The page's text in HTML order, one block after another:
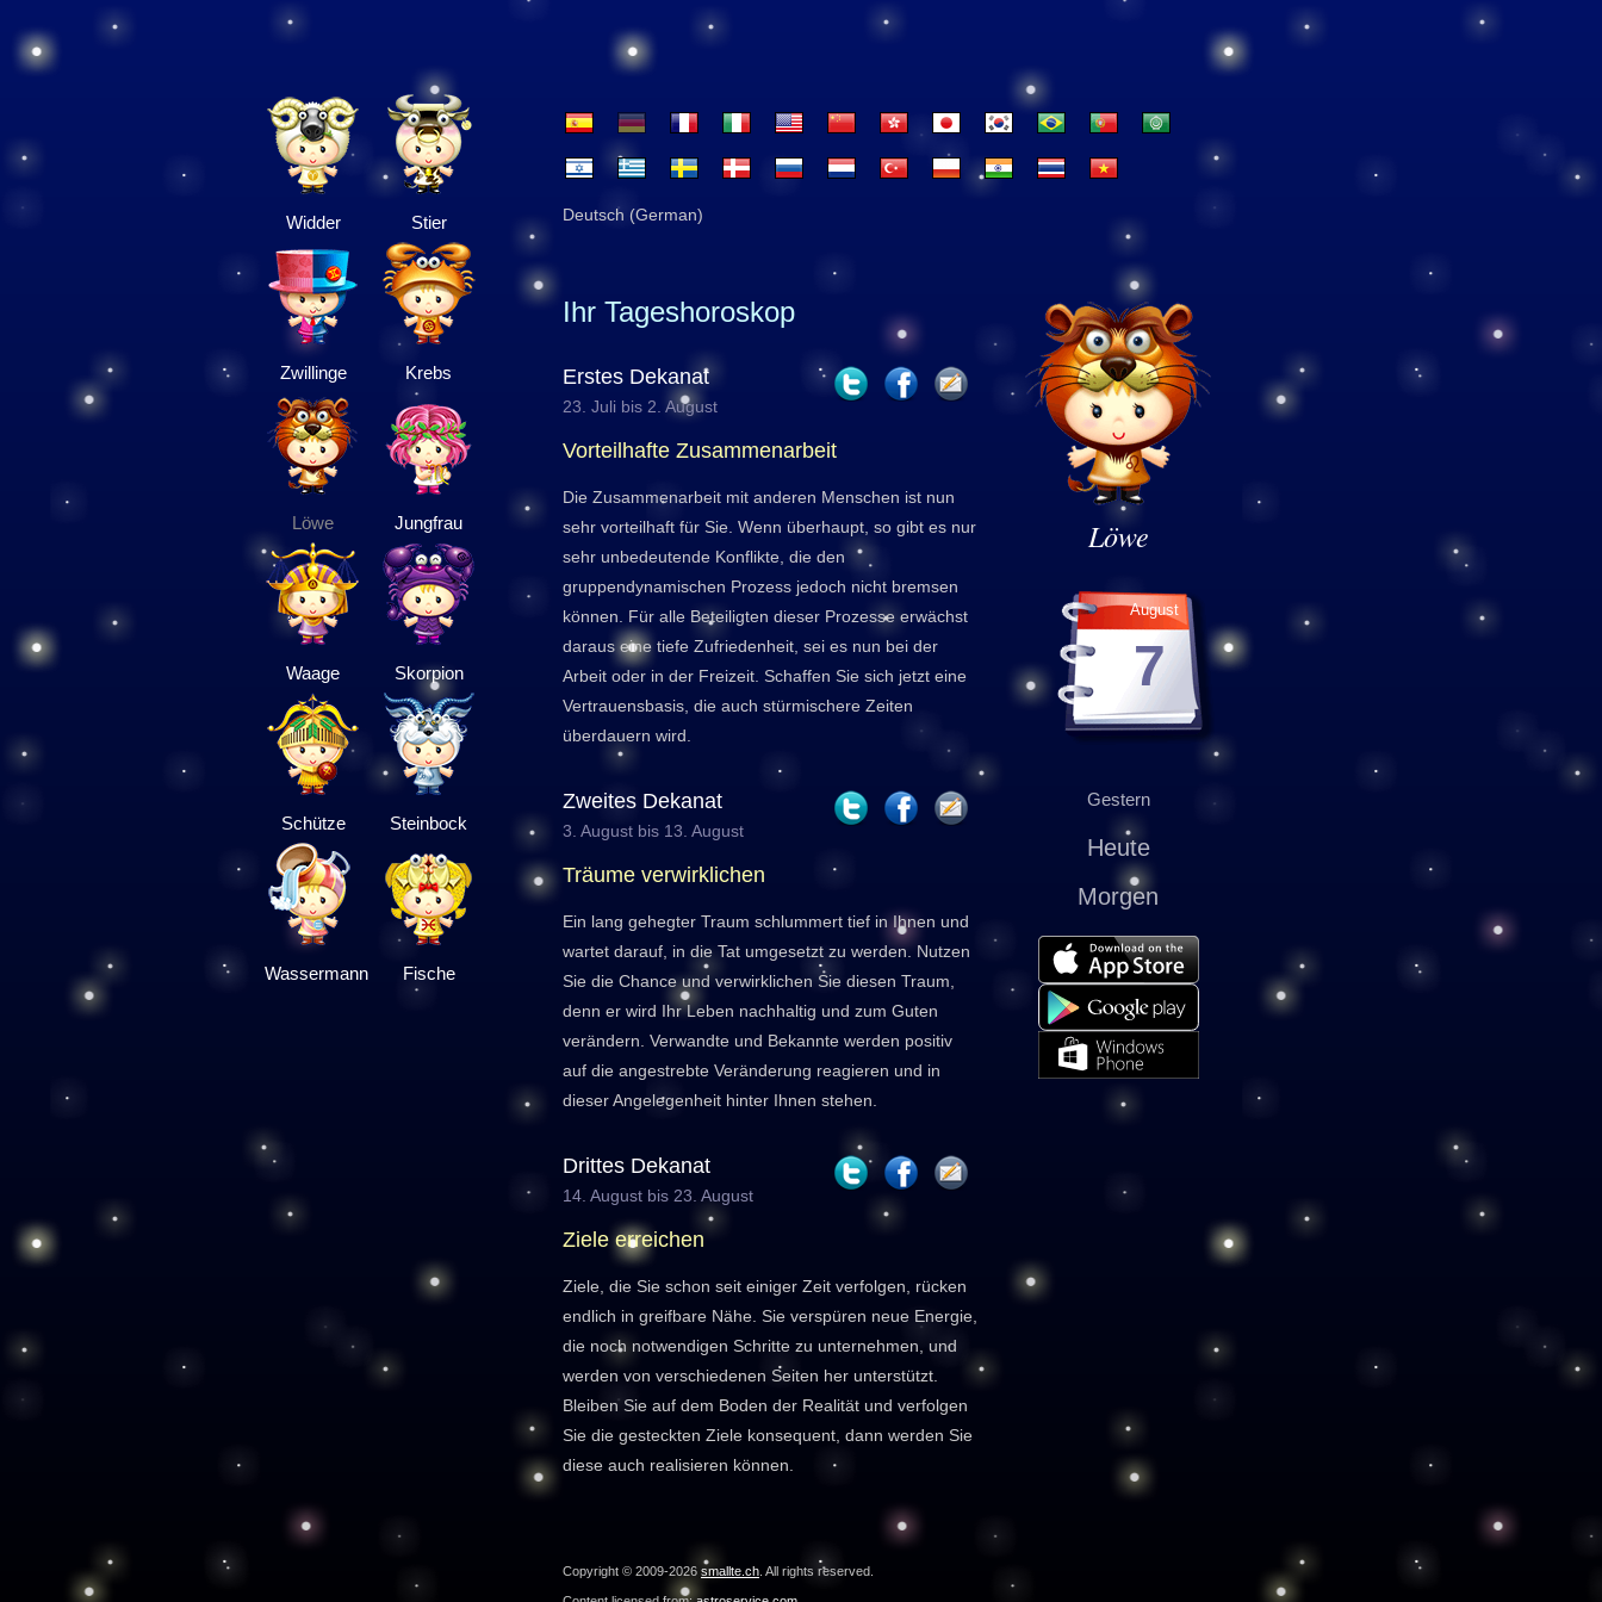
Widder Stier
Zwillinge Krebs
Löwe Jungfrau
Waage Skorpion
Schütze Steinbock
Wassermann Fische
Deutsch (German)
Löwe
August
7
Gestern
Heute
Morgen
Ihr Tageshoroskop
Erstes Dekanat
23. Juli bis 2. August
Vorteilhafte Zusammenarbeit
Die Zusammenarbeit mit anderen Menschen ist nun
sehr vorteilhaft für Sie. Wenn überhaupt, so gibt es nur
sehr unbedeutende Konflikte, die den
gruppendynamischen Prozess jedoch nicht bremsen
können. Für alle Beteiligten dieser Prozesse erwächst
daraus eine tiefe Zufriedenheit, sei es nun bei der
Arbeit oder in der Freizeit. Schaffen Sie sich jetzt eine
Vertrauensbasis, die auch stürmischere Zeiten
überdauern wird.
Zweites Dekanat
3. August bis 13. August
Träume verwirklichen
Ein lang gehegter Traum schlummert tief in Ihnen und
wartet darauf, in die Tat umgesetzt zu werden. Nutzen
Sie die Chance und verwirklichen Sie diesen Traum,
denn er wird Ihr Leben nachhaltig und zum Guten
verändern. Verwandte und Bekannte werden positiv
auf die angestrebte Veränderung reagieren und in
dieser Angelegenheit hinter Ihnen stehen.
Drittes Dekanat
14. August bis 23. August
Ziele erreichen
Ziele, die Sie schon seit einiger Zeit verfolgen, rücken
endlich in greifbare Nähe. Sie verspüren neue Energie,
die noch notwendigen Schritte zu unternehmen, und
werden von verschiedenen Seiten her unterstützt.
Bleiben Sie auf dem Boden der Realität und verfolgen
Sie die gesteckten Ziele konsequent, dann werden Sie
diese auch realisieren können.
Copyright © 2009-2026 smallte.ch . All rights reserved.